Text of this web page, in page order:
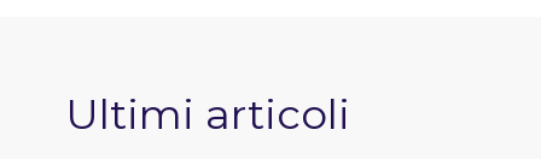
Ultimi articoli